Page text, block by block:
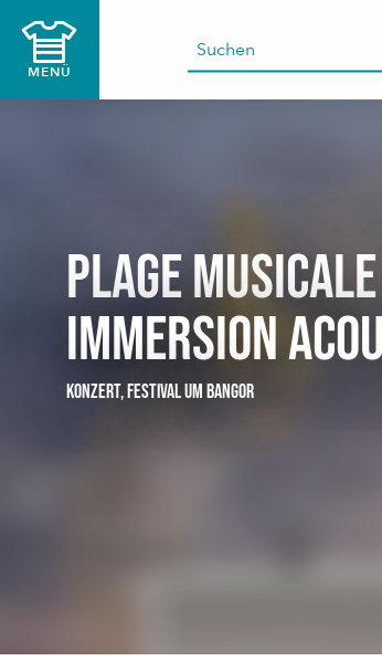
contenu
MENÜ
Plage
Immersion
KONZERT,FESTIVALUM BANGOR